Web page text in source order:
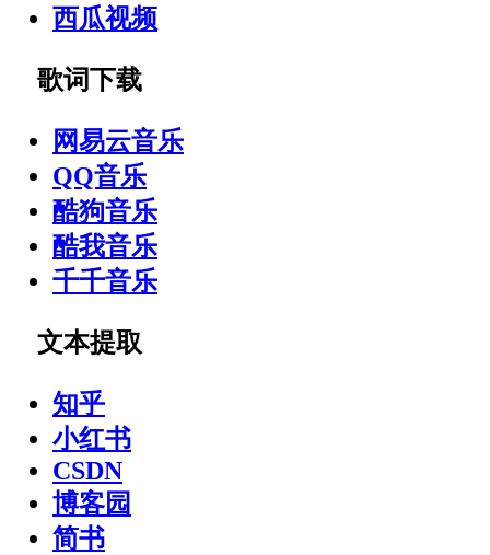
西瓜视频
歌词下载
网易云音乐
QQ音乐
酷狗音乐
酷我音乐
千千音乐
文本提取
知乎
小红书
CSDN
博客园
简书